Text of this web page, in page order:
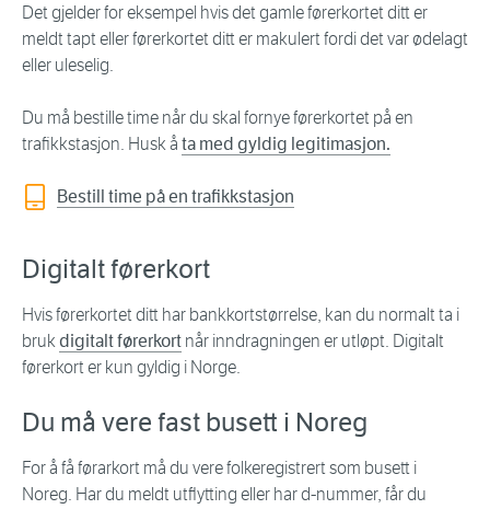
Det gjelder for eksempel hvis det gamle førerkortet ditt er
meldt tapt eller førerkortet ditt er makulert fordi det var ødelagt
eller uleselig.
Du må bestille time når du skal fornye førerkortet på en
trafikkstasjon. Husk å ta med gyldig legitimasjon.
Bestill time på en trafikkstasjon
Digitalt førerkort
Hvis førerkortet ditt har bankkortstørrelse, kan du normalt ta i
brukdigitalt førerkort når inndragningen er utløpt. Digitalt
førerkort er kun gyldig i Norge.
Du må vere fast busett i Noreg
For å få førarkort må du vere folkeregistrert som busett i
Noreg. Har du meldt utflytting eller har d-nummer, får du